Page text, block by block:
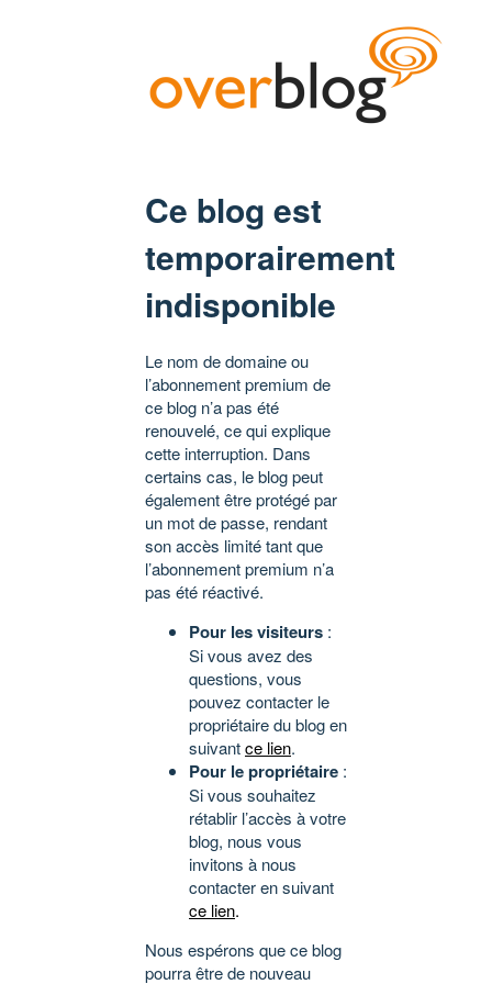
Ce blog est
temporairement
indisponible
Le nom de domaine ou
l’abonnement premium de
ce blog n’a pas été
renouvelé, ce qui explique
cette interruption. Dans
certains cas, le blog peut
également être protégé par
un mot de passe, rendant
son accès limité tant que
l’abonnement premium n’a
pas été réactivé.
Pour les visiteurs :
Si vous avez des
questions, vous
pouvez contacter le
propriétaire du blog en
suivantce lien.
Pour le propriétaire :
Si vous souhaitez
rétablir l’accès à votre
blog, nous vous
invitons à nous
contacter en suivant
ce lien.
Nous espérons que ce blog
pourra être de nouveau